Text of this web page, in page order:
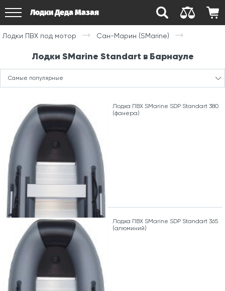
Лодки Деда Мазая
Лодки ПВХ под мотор Сан-Марин (SMarine)
Лодки SMarine Standart в Барнауле
Самые популярные
Лодка ПВХ SMarine SDP Standart 380
(фанера)
Лодка ПВХ SMarine SDP Standart 365
(алюминий)